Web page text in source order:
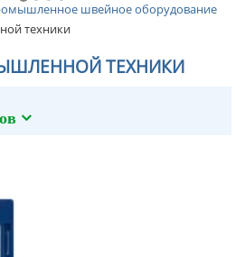
швейное оборудование
техники
ТЕХНИКИ